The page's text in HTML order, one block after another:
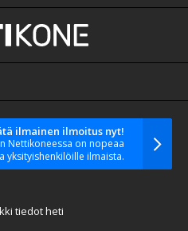
ilmainen ilmoitus nyt!
Nettikoneessa on nopeaa
yksityishenkilöille ilmaista.
tiedot heti